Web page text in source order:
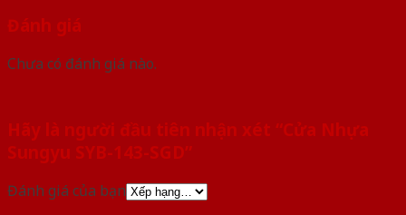
Đánh giá
Chưa có đánh giá nào.
Hãy là người đầu tiên nhận xét “Cửa Nhựa
Sungyu SYB-143-SGD”
Đánh giá của bạn